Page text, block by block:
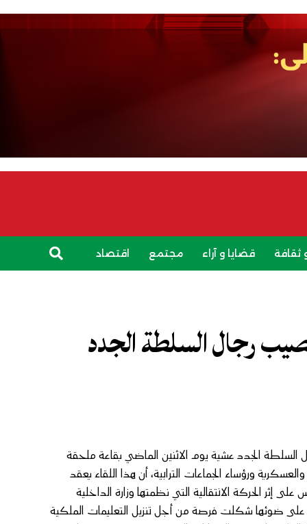
ثقافة قضايا و آراء مجتمع اقتصاد
رجال السلطة الجدد
الجدد عشية يوم الاثنين الماضي بقاعة ملحقة
ورؤساء الجماعات الترابية، أن هذا اللقاء يعقد
إثر الحركة الانتقالية التي نظمتها وزارة الداخلية
على ضوئها شكلت فرصة من أجل تنزيل التعليمات الملكية